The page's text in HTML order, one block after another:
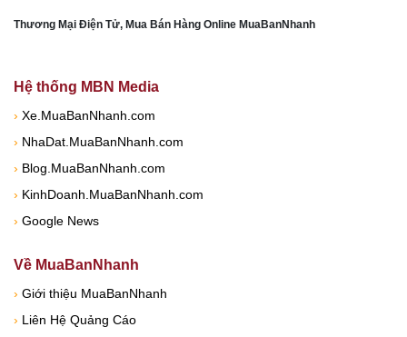
Thương Mại Điện Tử, Mua Bán Hàng Online MuaBanNhanh
Hệ thống MBN Media
› Xe.MuaBanNhanh.com
› NhaDat.MuaBanNhanh.com
› Blog.MuaBanNhanh.com
› KinhDoanh.MuaBanNhanh.com
› Google News
Về MuaBanNhanh
› Giới thiệu MuaBanNhanh
› Liên Hệ Quảng Cáo